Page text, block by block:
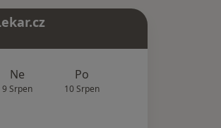
Ne
9 Srpen
Po
10 Srpen